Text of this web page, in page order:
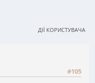
ДІЇ КОРИСТУВАЧА
#105